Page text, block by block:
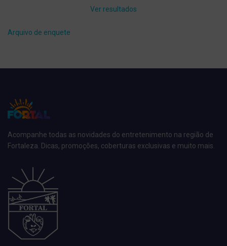
Ver resultados
Arquivo de enquete
Acompanhe todas as novidades do entretenimento na região de
Fortaleza. Dicas, promoções, coberturas exclusivas e muito mais.